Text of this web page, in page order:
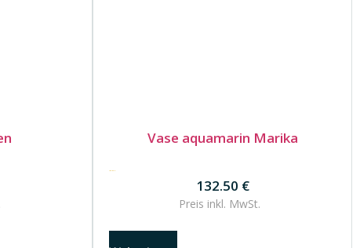
Vase aquamarin Marika
132.50 €
132.50 €
Preis inkl. MwSt.